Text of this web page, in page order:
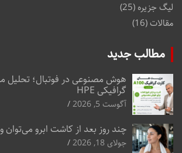
لیگ جزیره (25)
مقالات(16)
مطالب جدید
هوش مصنوعی در فوتبال؛ تحلیل
گرافیکی HPE
آگوست 5, 2026
چند روز بعد از کاشت ابرو
جولای 18, 2026